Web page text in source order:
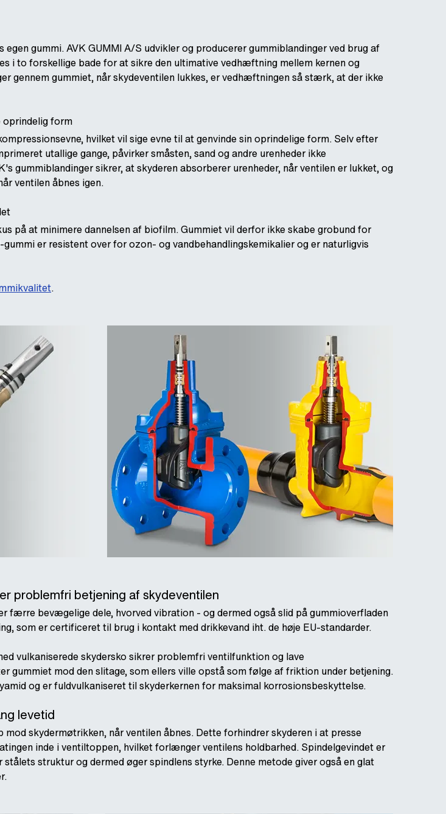
egen gummi. AVK GUMMI A/S udvikler og producerer gummiblandinger ved brug af
i to forskellige bade for at sikre den ultimative vedhæftning mellem kernen og
gennem gummiet, når skydeventilen lukkes, er vedhæftningen så stærk, at der ikke
oprindelig form
hvilket vil sige evne til at genvinde sin oprindelige form. Selv efter
utallige gange, påvirker småsten, sand og andre urenheder ikke
gummiblandinger sikrer, at skyderen absorberer urenheder, når ventilen er lukket, og
ventilen åbnes igen.
på at minimere dannelsen af biofilm. Gummiet vil derfor ikke skabe grobund for
er resistent over for ozon- og vandbehandlingskemikalier og er naturligvis
.
problemfri betjening af skydeventilen
færre bevægelige dele, hvorved vibration - og dermed også slid på gummioverfladen
som er certificeret til brug i kontakt med drikkevand iht. de høje EU-standarder.
vulkaniserede skydersko sikrer problemfri ventilfunktion og lave
gummiet mod den slitage, som ellers ville opstå som følge af friktion under betjening.
og er fuldvulkaniseret til skyderkernen for maksimal korrosionsbeskyttelse.
levetid
skydermøtrikken, når ventilen åbnes. Dette forhindrer skyderen i at presse
inde i ventiltoppen, hvilket forlænger ventilens holdbarhed. Spindelgevindet er
struktur og dermed øger spindlens styrke. Denne metode giver også en glat